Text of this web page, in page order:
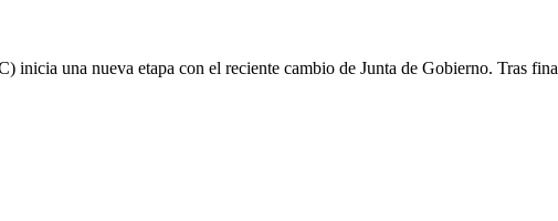
inicia una nueva etapa con el reciente cambio de Junta de Gobierno. Tras